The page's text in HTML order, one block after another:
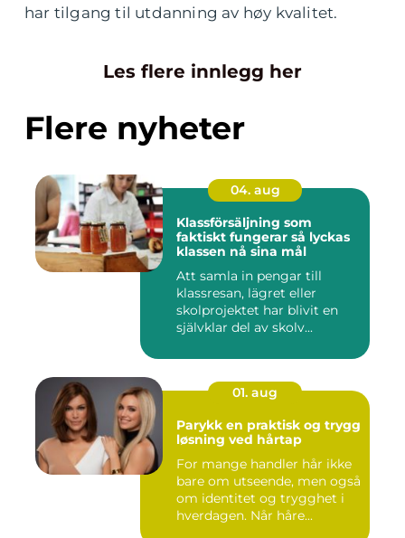
har tilgang til utdanning av høy kvalitet.
Les flere innlegg her
Flere nyheter
04. aug
Klassförsäljning som
faktiskt fungerar så lyckas
klassen nå sina mål
Att samla in pengar till
klassresan, lägret eller
skolprojektet har blivit en
självklar del av skolv...
01. aug
Parykk en praktisk og trygg
løsning ved hårtap
For mange handler hår ikke
bare om utseende, men også
om identitet og trygghet i
hverdagen. Når håre...